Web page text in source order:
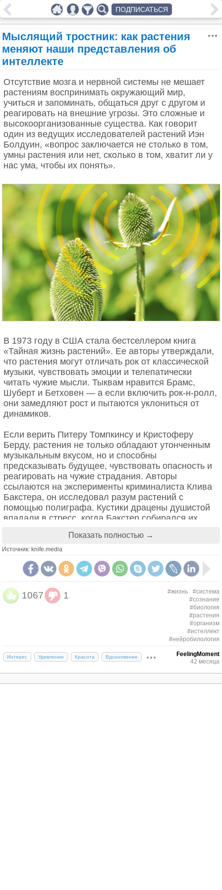
Мыслящий тростник: как растения
меняют наши представления об
интеллекте
Отсутствие мозга и нервной системы не мешает
растениям воспринимать окружающий мир,
учиться и запоминать, общаться друг с другом и
реагировать на внешние угрозы. Это сложные и
высокоорганизованные существа. Как говорит
один из ведущих исследователей растений Иэн
Болдуин, «вопрос заключается не столько в том,
умны растения или нет, сколько в том, хватит ли у
нас ума, чтобы их понять».
В 1973 году в США стала бестселлером книга
«Тайная жизнь растений». Ее авторы утверждали,
что растения могут отличать рок от классической
музыки, чувствовать эмоции и телепатически
читать чужие мысли. Тыквам нравится Брамс,
Шуберт и Бетховен — а если включить рок-н-ролл,
они замедляют рост и пытаются уклониться от
динамиков.
Если верить Питеру Томпкинсу и Кристоферу
Берду, растения не только обладают утонченным
музыкальным вкусом, но и способны
предсказывать будущее, чувствовать опасность и
реагировать на чужие страдания. Авторы
ссылаются на эксперименты криминалиста Клива
Бакстера, он исследовал разум растений с
помощью полиграфа. Кустики драцены душистой
впадали в стресс, когда Бакстер собирался их
высказывания от лживых. Филодендрон
сочувствовал погибающим в кипятке креветкам.
Ученые все эти наблюдения быстро опровергли,
разговаривать с растениями и включать им
Моцарта. Как указывает израильский биолог
Дэниел Чамовиц, «Тайная жизнь растений» скорее
параллели между способностями животных и
растений, тут же начинали считать сумасшедшим
или шарлатаном.
Показать полностью →
Источник: knife.media
1067 1 #жизнь
#система
#сознание
#биология
#растения
#организм
#истеллект
#нейробилология
Интерес Удивление Красота Вдохновение
FeelingMoment
42 месяца
ПОДПИСАТЬСЯ